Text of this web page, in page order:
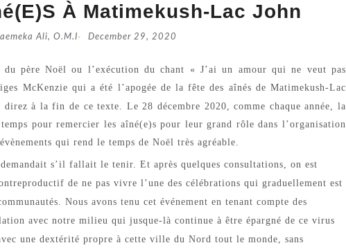
À Matimekush-Lac John
Ali, O.M.I- December 29, 2020
père Noël ou l’exécution du chant « J’ai un amour qui ne veut pas
McKenzie qui a été l’apogée de la fête des aînés de Matimekush-Lac
direz à la fin de ce texte. Le 28 décembre 2020, comme chaque année, la
pour remercier les aîné(e)s pour leur grand rôle dans l’organisation
évènements qui rend le temps de Noël très agréable.
s’il fallait le tenir. Et après quelques consultations, on est
de ne pas vivre l’une des célébrations qui graduellement est
Nous avons tenu cet événement en tenant compte des
avec notre milieu qui jusque-là continue à être épargné de ce virus
une dextérité propre à cette ville du Nord tout le monde, sans